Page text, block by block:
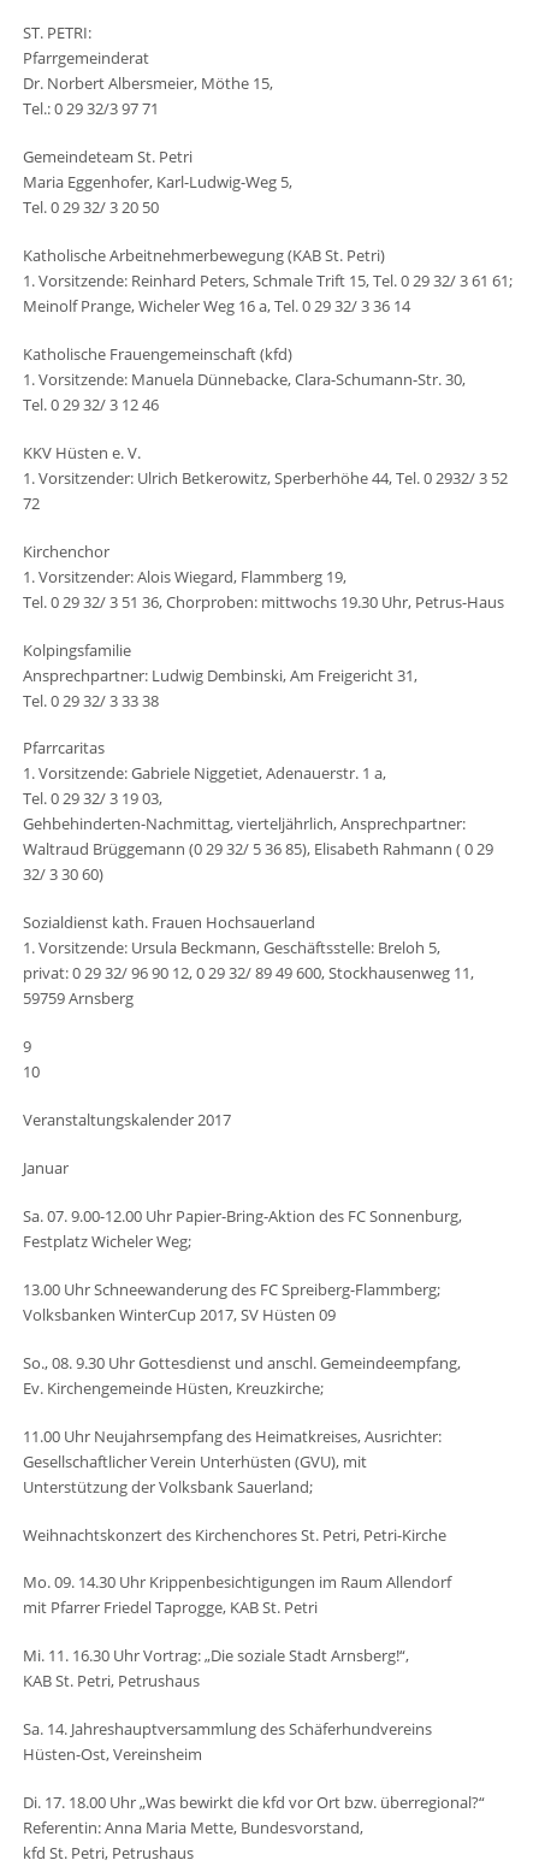
ST. PETRI:
Pfarrgemeinderat
Dr. Norbert Albersmeier, Möthe 15,
Tel.: 0 29 32/3 97 71
Gemeindeteam St. Petri
Maria Eggenhofer, Karl-Ludwig-Weg 5,
Tel. 0 29 32/ 3 20 50
Katholische Arbeitnehmerbewegung (KAB St. Petri)
1. Vorsitzende: Reinhard Peters, Schmale Trift 15, Tel. 0 29 32/ 3 61 61;
Meinolf Prange, Wicheler Weg 16 a, Tel. 0 29 32/ 3 36 14
Katholische Frauengemeinschaft (kfd)
1. Vorsitzende: Manuela Dünnebacke, Clara-Schumann-Str. 30,
Tel. 0 29 32/ 3 12 46
KKV Hüsten e. V.
1. Vorsitzender: Ulrich Betkerowitz, Sperberhöhe 44, Tel. 0 2932/ 3 52
72
Kirchenchor
1. Vorsitzender: Alois Wiegard, Flammberg 19,
Tel. 0 29 32/ 3 51 36, Chorproben: mittwochs 19.30 Uhr, Petrus-Haus
Kolpingsfamilie
Ansprechpartner: Ludwig Dembinski, Am Freigericht 31,
Tel. 0 29 32/ 3 33 38
Pfarrcaritas
1. Vorsitzende: Gabriele Niggetiet, Adenauerstr. 1 a,
Tel. 0 29 32/ 3 19 03,
Gehbehinderten-Nachmittag, vierteljährlich, Ansprechpartner:
Waltraud Brüggemann (0 29 32/ 5 36 85), Elisabeth Rahmann ( 0 29
32/ 3 30 60)
Sozialdienst kath. Frauen Hochsauerland
1. Vorsitzende: Ursula Beckmann, Geschäftsstelle: Breloh 5,
privat: 0 29 32/ 96 90 12, 0 29 32/ 89 49 600, Stockhausenweg 11,
59759 Arnsberg
9
10
Veranstaltungskalender 2017
Januar
Sa. 07. 9.00-12.00 Uhr Papier-Bring-Aktion des FC Sonnenburg,
Festplatz Wicheler Weg;
13.00 Uhr Schneewanderung des FC Spreiberg-Flammberg;
Volksbanken WinterCup 2017, SV Hüsten 09
So., 08. 9.30 Uhr Gottesdienst und anschl. Gemeindeempfang,
Ev. Kirchengemeinde Hüsten, Kreuzkirche;
11.00 Uhr Neujahrsempfang des Heimatkreises, Ausrichter:
Gesellschaftlicher Verein Unterhüsten (GVU), mit
Unterstützung der Volksbank Sauerland;
Weihnachtskonzert des Kirchenchores St. Petri, Petri-Kirche
Mo. 09. 14.30 Uhr Krippenbesichtigungen im Raum Allendorf
mit Pfarrer Friedel Taprogge, KAB St. Petri
Mi. 11. 16.30 Uhr Vortrag: „Die soziale Stadt Arnsberg!“,
KAB St. Petri, Petrushaus
Sa. 14. Jahreshauptversammlung des Schäferhundvereins
Hüsten-Ost, Vereinsheim
Di. 17. 18.00 Uhr „Was bewirkt die kfd vor Ort bzw. überregional?“
Referentin: Anna Maria Mette, Bundesvorstand,
kfd St. Petri, Petrushaus